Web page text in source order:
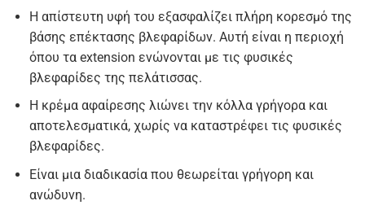
Η απίστευτη υφή του εξασφαλίζει πλήρη κορεσμό της
βάσης επέκτασης βλεφαρίδων. Αυτή είναι η περιοχή
όπου τα extension ενώνονται με τις φυσικές
βλεφαρίδες της πελάτισσας.
Η κρέμα αφαίρεσης λιώνει την κόλλα γρήγορα και
αποτελεσματικά, χωρίς να καταστρέφει τις φυσικές
βλεφαρίδες.
Είναι μια διαδικασία που θεωρείται γρήγορη και
ανώδυνη.